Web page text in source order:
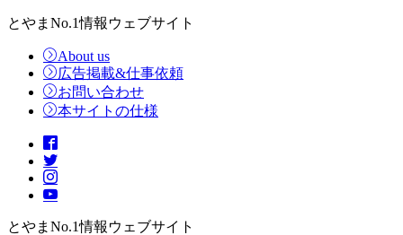
とやまNo.1情報ウェブサイト
About us
広告掲載&仕事依頼
お問い合わせ
本サイトの仕様
とやまNo.1情報ウェブサイト